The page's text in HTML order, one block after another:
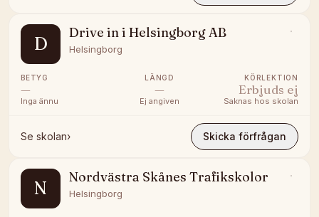
D
Drive in i Helsingborg AB
Helsingborg
BETYG
—
Inga ännu
LÄNGD
—
Ej angiven
KÖRLEKTION
Erbjuds ej
Saknas hos skolan
Se skolan› Skicka förfrågan
N
Nordvästra Skånes Trafikskolor
Helsingborg